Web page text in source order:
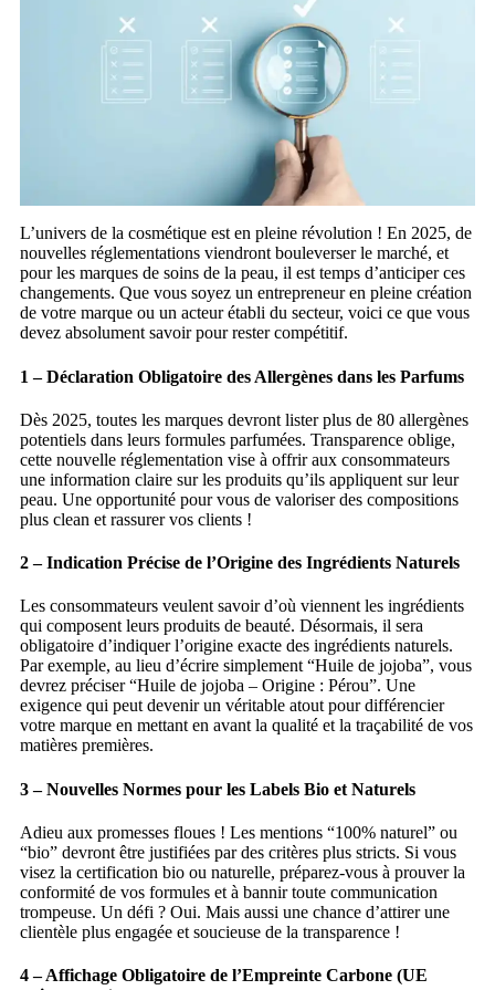
L’univers de la cosmétique est en pleine révolution ! En 2025, de
nouvelles réglementations viendront bouleverser le marché, et
pour les marques de soins de la peau, il est temps d’anticiper ces
changements. Que vous soyez un entrepreneur en pleine création
de votre marque ou un acteur établi du secteur, voici ce que vous
devez absolument savoir pour rester compétitif.
1 – Déclaration Obligatoire des Allergènes dans les Parfums
Dès 2025, toutes les marques devront lister plus de 80 allergènes
potentiels dans leurs formules parfumées. Transparence oblige,
cette nouvelle réglementation vise à offrir aux consommateurs
une information claire sur les produits qu’ils appliquent sur leur
peau. Une opportunité pour vous de valoriser des compositions
plus clean et rassurer vos clients !
2 – Indication Précise de l’Origine des Ingrédients Naturels
Les consommateurs veulent savoir d’où viennent les ingrédients
qui composent leurs produits de beauté. Désormais, il sera
obligatoire d’indiquer l’origine exacte des ingrédients naturels.
Par exemple, au lieu d’écrire simplement “Huile de jojoba”, vous
devrez préciser “Huile de jojoba – Origine : Pérou”. Une
exigence qui peut devenir un véritable atout pour différencier
votre marque en mettant en avant la qualité et la traçabilité de vos
matières premières.
3 – Nouvelles Normes pour les Labels Bio et Naturels
Adieu aux promesses floues ! Les mentions “100% naturel” ou
“bio” devront être justifiées par des critères plus stricts. Si vous
visez la certification bio ou naturelle, préparez-vous à prouver la
conformité de vos formules et à bannir toute communication
trompeuse. Un défi ? Oui. Mais aussi une chance d’attirer une
clientèle plus engagée et soucieuse de la transparence !
4 – Affichage Obligatoire de l’Empreinte Carbone (UE